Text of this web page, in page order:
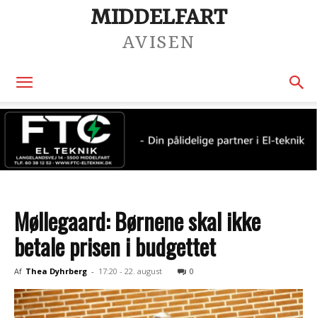
MIDDELFART
AVISEN
Møllegaard: Børnene skal ikke
betale prisen i budgettet
Af Thea Dyhrberg - 17:20 - 22. august 0